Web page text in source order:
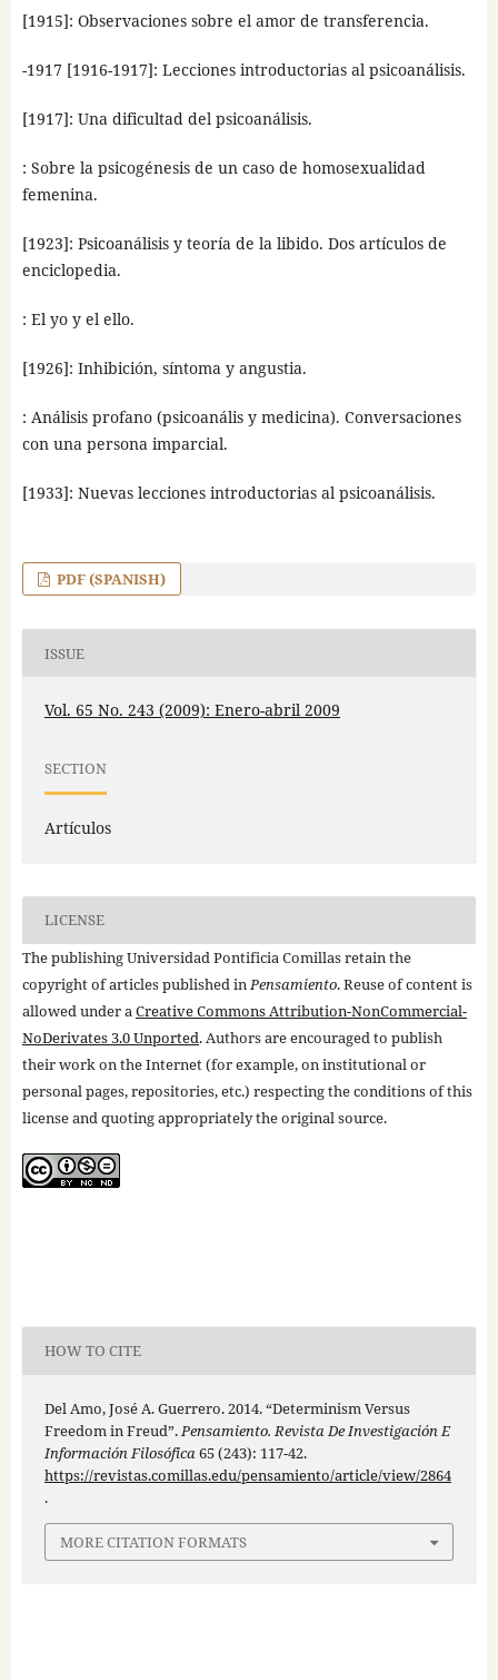
[1915]: Observaciones sobre el amor de transferencia.
-1917 [1916-1917]: Lecciones introductorias al psicoanálisis.
[1917]: Una dificultad del psicoanálisis.
: Sobre la psicogénesis de un caso de homosexualidad
femenina.
[1923]: Psicoanálisis y teoría de la libido. Dos artículos de
enciclopedia.
: El yo y el ello.
[1926]: Inhibición, síntoma y angustia.
: Análisis profano (psicoanális y medicina). Conversaciones
con una persona imparcial.
[1933]: Nuevas lecciones introductorias al psicoanálisis.
PDF (SPANISH)
ISSUE
Vol. 65 No. 243 (2009): Enero-abril 2009
SECTION
Artículos
LICENSE
The publishing Universidad Pontificia Comillas retain the
copyright of articles published in Pensamiento. Reuse of content is
allowed under a Creative Commons Attribution-NonCommercial-
NoDerivates 3.0 Unported. Authors are encouraged to publish
their work on the Internet (for example, on institutional or
personal pages, repositories, etc.) respecting the conditions of this
license and quoting appropriately the original source.
HOW TO CITE
Del Amo, José A. Guerrero. 2014. “Determinism Versus
Freedom in Freud”. Pensamiento. Revista De Investigación E
Información Filosófica 65 (243): 117-42.
https://revistas.comillas.edu/pensamiento/article/view/2864
.
MORE CITATION FORMATS